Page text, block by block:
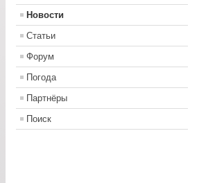
Новости
Статьи
Форум
Погода
Партнёры
Поиск